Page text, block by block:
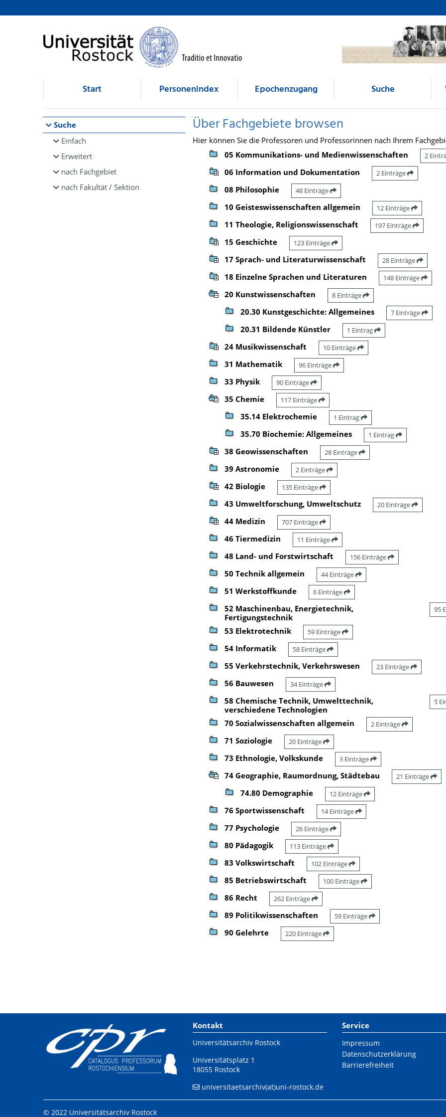
Browsen
direkt zum Inhalt
Start Personenindex Epochenzugang Suche
Suche
Einfach
Erweitert
nach Fachgebiet
nach Fakultät / Sektion
Über Fachgebiete browsen
Hier können Sie die Professoren und Professorinnen nach Ihrem
05 Kommunikations- und Medienwissenschaften
2
06 Information und Dokumentation 2 Einträge
08 Philosophie 48 Einträge
10 Geisteswissenschaften allgemein 12 Einträge
11 Theologie, Religionswissenschaft 197 Einträge
15 Geschichte 123 Einträge
17 Sprach- und Literaturwissenschaft 28 Einträge
18 Einzelne Sprachen und Literaturen 148 Einträge
20 Kunstwissenschaften 8 Einträge
20.30 Kunstgeschichte: Allgemeines 7 Einträge
20.31 Bildende Künstler 1 Eintrag
24 Musikwissenschaft 10 Einträge
31 Mathematik 96 Einträge
33 Physik 90 Einträge
35 Chemie 117 Einträge
35.14 Elektrochemie 1 Eintrag
35.70 Biochemie: Allgemeines 1 Eintrag
38 Geowissenschaften 28 Einträge
39 Astronomie 2 Einträge
42 Biologie 135 Einträge
43 Umweltforschung, Umweltschutz 20 Einträge
44 Medizin 707 Einträge
46 Tiermedizin 11 Einträge
48 Land- und Forstwirtschaft 156 Einträge
50 Technik allgemein 44 Einträge
51 Werkstoffkunde 6 Einträge
52 Maschinenbau, Energietechnik,
Fertigungstechnik
95
53 Elektrotechnik 59 Einträge
54 Informatik 58 Einträge
55 Verkehrstechnik, Verkehrswesen 23 Einträge
56 Bauwesen 34 Einträge
58 Chemische Technik, Umwelttechnik,
verschiedene Technologien
5
70 Sozialwissenschaften allgemein 2 Einträge
71 Soziologie 20 Einträge
73 Ethnologie, Volkskunde 3 Einträge
74 Geographie, Raumordnung, Städtebau 21 Einträge
74.80 Demographie 12 Einträge
76 Sportwissenschaft 14 Einträge
77 Psychologie 26 Einträge
80 Pädagogik 113 Einträge
83 Volkswirtschaft 102 Einträge
85 Betriebswirtschaft 100 Einträge
86 Recht 262 Einträge
89 Politikwissenschaften 59 Einträge
90 Gelehrte 220 Einträge
Kontakt
Universitätsarchiv Rostock
Universitätsplatz 1
18055 Rostock
universitaetsarchiv(at)uni-rostock.de
Service
Impressum
Datenschutzerklärung
Barrierefreiheit
© 2022 Universitätsarchiv Rostock